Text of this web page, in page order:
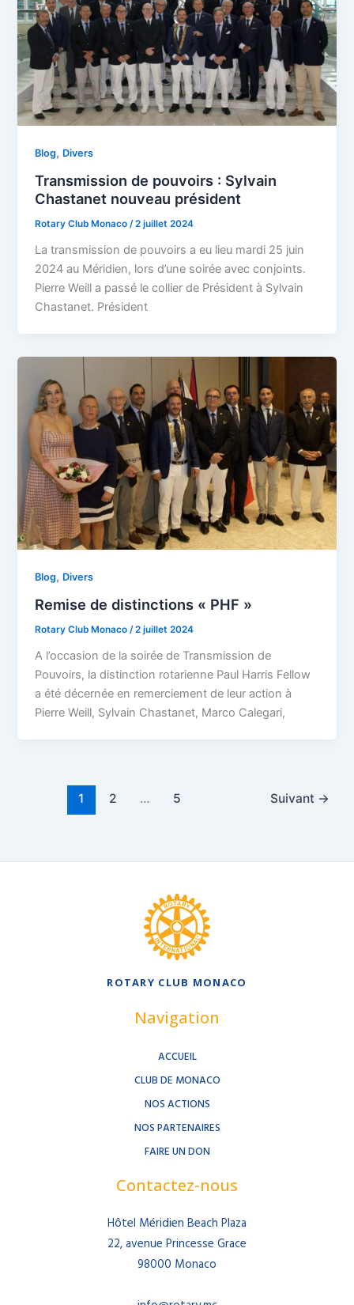
Blog, Divers
Transmission de pouvoirs : Sylvain
Chastanet nouveau président
Rotary Club Monaco/2 juillet 2024
La transmission de pouvoirs a eu lieu mardi 25 juin
2024 au Méridien, lors d’une soirée avec conjoints.
Pierre Weill a passé le collier de Président à Sylvain
Chastanet. Président
Blog, Divers
Remise de distinctions « PHF »
Rotary Club Monaco/2 juillet 2024
A l’occasion de la soirée de Transmission de
Pouvoirs, la distinction rotarienne Paul Harris Fellow
a été décernée en remerciement de leur action à
Pierre Weill, Sylvain Chastanet, Marco Calegari,
1 2 … 5 Suivant →
ROTARY CLUB MONACO
Navigation
ACCUEIL
CLUB DE MONACO
NOS ACTIONS
NOS PARTENAIRES
FAIRE UN DON
Contactez-nous
Hôtel Méridien Beach Plaza
22, avenue Princesse Grace
98000 Monaco